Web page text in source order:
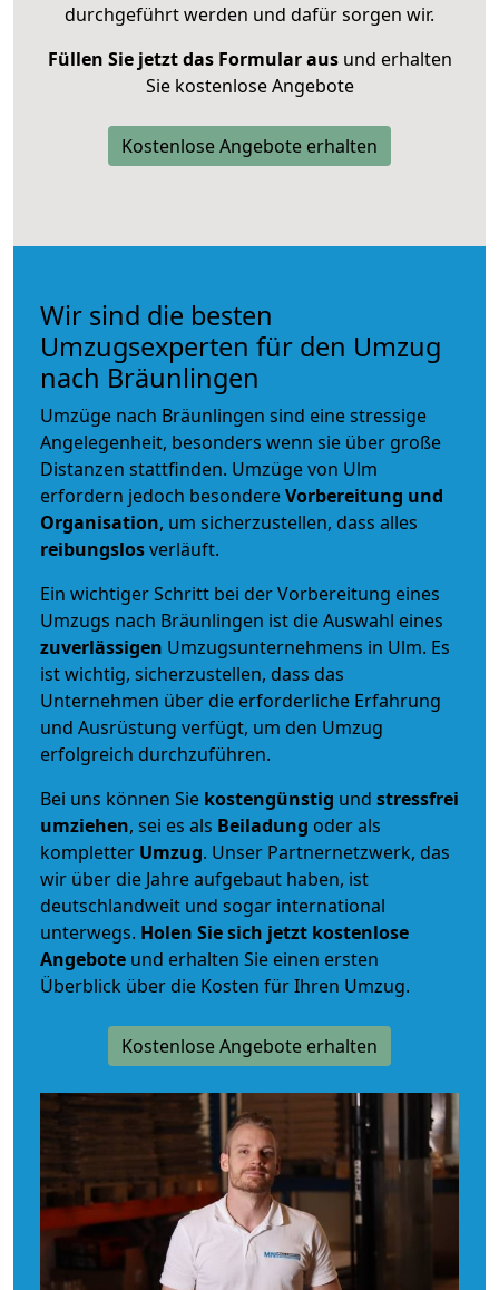
durchgeführt werden und dafür sorgen wir.
Füllen Sie jetzt das Formular ausund erhalten
Sie kostenlose Angebote
Kostenlose Angebote erhalten
Wir sind die besten
Umzugsexperten für den Umzug
nach Bräunlingen
Umzüge nach Bräunlingen sind eine stressige
Angelegenheit, besonders wenn sie über große
Distanzen stattfinden. Umzüge von Ulm
erfordern jedoch besondereVorbereitung und
Organisation, um sicherzustellen, dass alles
reibungslosverläuft.
Ein wichtiger Schritt bei der Vorbereitung eines
Umzugs nach Bräunlingen ist die Auswahl eines
zuverlässigen Umzugsunternehmens in Ulm. Es
ist wichtig, sicherzustellen, dass das
Unternehmen über die erforderliche Erfahrung
und Ausrüstung verfügt, um den Umzug
erfolgreich durchzuführen.
Bei uns können Sie kostengünstig und stressfrei
umziehen, sei es als Beiladung oder als
kompletter Umzug. Unser Partnernetzwerk, das
wir über die Jahre aufgebaut haben, ist
deutschlandweit und sogar international
unterwegs. Holen Sie sich jetzt kostenlose
Angebote und erhalten Sie einen ersten
Überblick über die Kosten für Ihren Umzug.
Kostenlose Angebote erhalten